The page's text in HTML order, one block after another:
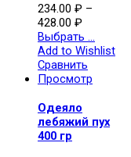
234.00 ₽ –
428.00 ₽
Выбрать ...
Add to Wishlist
Сравнить
Просмотр
Одеяло
лебяжий пух
400 гр